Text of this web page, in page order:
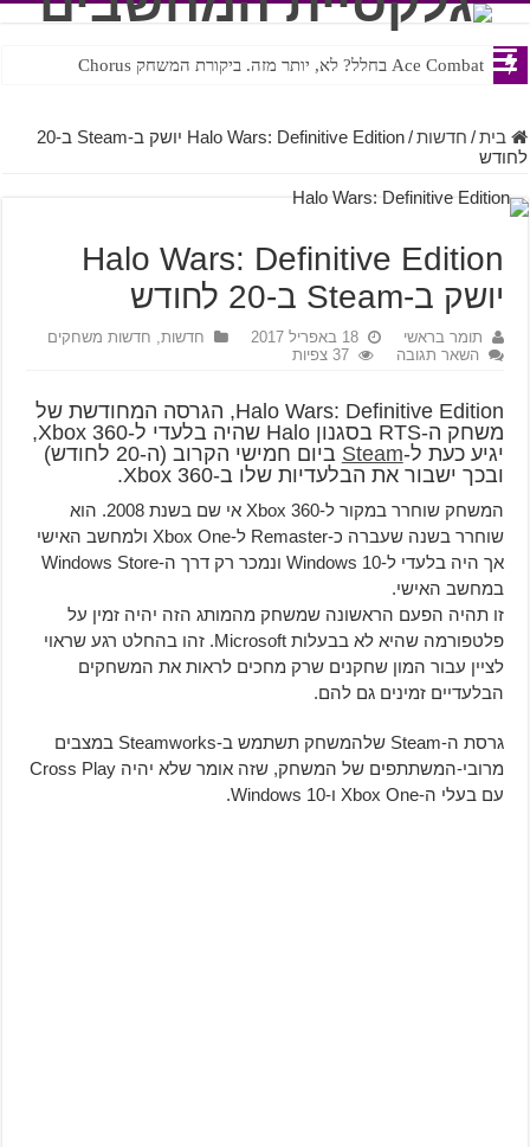
Ace Combat בחלל? לא, יותר מזה. ביקורת המשחק Chorus
Steven Universe והשירים שתורגמו בצורה נוראית לעברית
בית / חדשות /
Halo Wars: Definitive Edition יושק ב-Steam ב-20
לחודש
Halo Wars: Definitive Edition
יושק ב-Steam ב-20 לחודש
תומר בראשי 18 באפריל 2017 חדשות, חדשות משחקים
השאר תגובה
37 צפיות
Halo Wars: Definitive Edition, הגרסה המחודשת של
משחק ה-RTS בסגנון Halo שהיה בלעדי ל-Xbox 360,
יגיע כעת ל-Steam
ביום חמישי הקרוב (ה-20 לחודש)
ובכך ישבור את הבלעדיות שלו ב-Xbox 360.
המשחק שוחרר במקור ל-Xbox 360 אי שם בשנת 2008. הוא
שוחרר בשנה שעברה כ-Remaster ל-Xbox One ולמחשב האישי
אך היה בלעדי ל-Windows 10 ונמכר רק דרך ה-Windows Store
במחשב האישי.
זו תהיה הפעם הראשונה שמשחק מהמותג הזה יהיה זמין על
פלטפורמה שהיא לא בבעלות Microsoft. זהו בהחלט רגע שראוי
לציין עבור המון שחקנים שרק מחכים לראות את המשחקים
הבלעדיים זמינים גם להם.
גרסת ה-Steam שלהמשחק תשתמש ב-Steamworks במצבים
מרובי-המשתתפים של המשחק, שזה אומר שלא יהיה Cross Play
עם בעלי ה-Xbox One ו-Windows 10.